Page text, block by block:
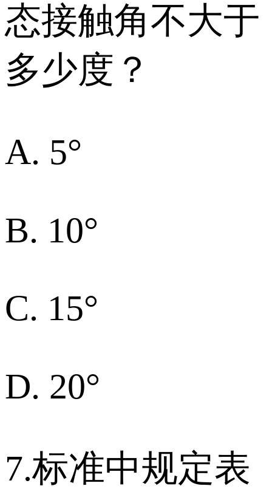
态接触角不大于
多少度？
A. 5°
B. 10°
C. 15°
D. 20°
7.标准中规定表